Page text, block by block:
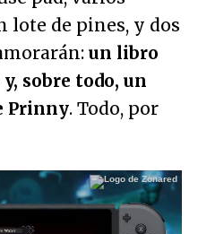
lote de pines, y dos
un libro
sobre todo, un
Prinny. Todo, por